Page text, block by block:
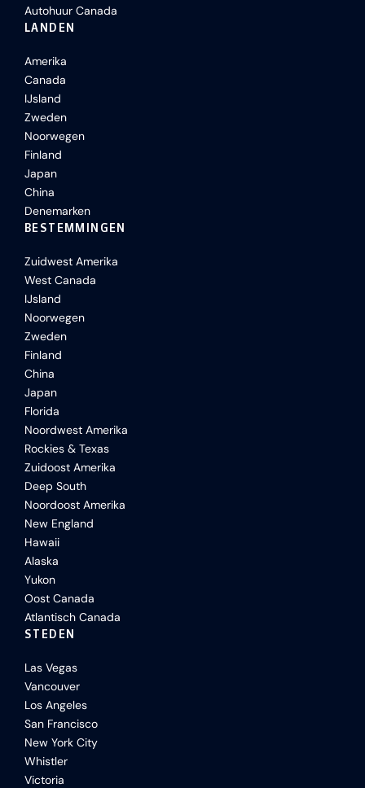
Autohuur Canada
LANDEN
Amerika
Canada
IJsland
Zweden
Noorwegen
Finland
Japan
China
Denemarken
BESTEMMINGEN
Zuidwest Amerika
West Canada
IJsland
Noorwegen
Zweden
Finland
China
Japan
Florida
Noordwest Amerika
Rockies & Texas
Zuidoost Amerika
Deep South
Noordoost Amerika
New England
Hawaii
Alaska
Yukon
Oost Canada
Atlantisch Canada
STEDEN
Las Vegas
Vancouver
Los Angeles
San Francisco
New York City
Whistler
Victoria